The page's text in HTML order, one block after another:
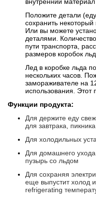
Положите детали
сохранить некоторый
Или вы можете
деталями.
пути транспорта,
размеров коробок
Лед в коробке льда
нескольких часов.
замораживателе на
использования. Этот
Функции продукта:
Для держите еду
для завтрака,
Для холодильных
Для домашнего
пузырь со льдом
Для сохраняя
еще выпустит холод
refrigerating